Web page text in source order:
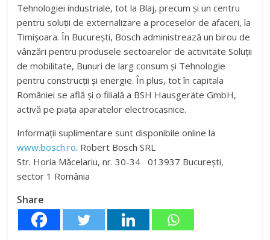
Tehnologiei industriale, tot la Blaj, precum și un centru
pentru soluții de externalizare a proceselor de afaceri, la
Timișoara. În București, Bosch administrează un birou de
vânzări pentru produsele sectoarelor de activitate Soluții
de mobilitate, Bunuri de larg consum și Tehnologie
pentru construcții și energie. În plus, tot în capitala
României se află și o filială a BSH Hausgeräte GmbH,
activă pe piața aparatelor electrocasnice.
Informații suplimentare sunt disponibile online la
www.bosch.ro. Robert Bosch SRL
Str. Horia Măcelariu, nr. 30-34 013937 Bucureşti,
sector 1 România
Share